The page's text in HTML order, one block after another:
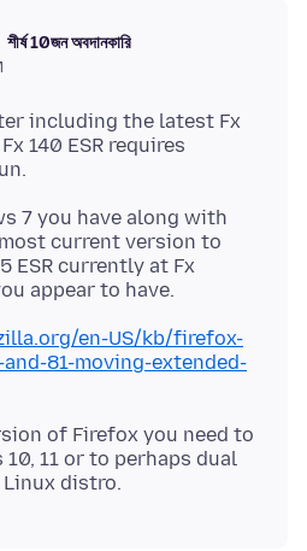
শীর্ষ 10জন অবদানকারি
including the latest Fx
140 ESR requires
7 you have along with
current version to
ESR currently at Fx
en-US/kb/firefox-
81-moving-extended-
of Firefox you need to
11 or to perhaps dual